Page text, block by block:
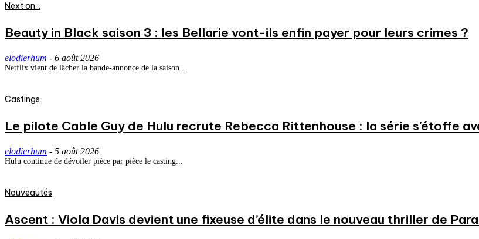
Next on...
Beauty in Black saison 3 : les Bellarie vont-ils enfin payer pour leurs crimes ?
elodierhum - 6 août 2026
Netflix vient de lâcher la bande-annonce de la saison...
Castings
Le pilote Cable Guy de Hulu recrute Rebecca Rittenhouse : la série s’étoffe
elodierhum - 5 août 2026
Hulu continue de dévoiler pièce par pièce le casting...
Nouveautés
Ascent : Viola Davis devient une fixeuse d’élite dans le nouveau thriller de